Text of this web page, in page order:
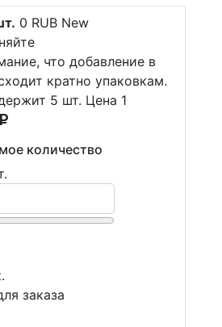
0 RUB New
что добавление в
кратно упаковкам.
5 шт. Цена 1
количество
заказа